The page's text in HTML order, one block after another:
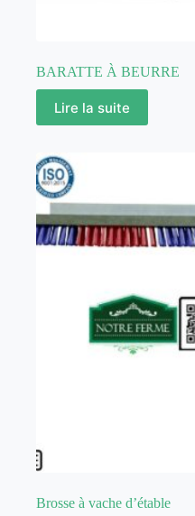
BARATTE À BEURRE
Lire la suite
Brosse à vache d’étable